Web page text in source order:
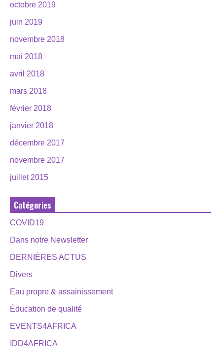
octobre 2019
juin 2019
novembre 2018
mai 2018
avril 2018
mars 2018
février 2018
janvier 2018
décembre 2017
novembre 2017
juillet 2015
Catégories
COVID19
Dans notre Newsletter
DERNIÈRES ACTUS
Divers
Eau propre & assainissement
Éducation de qualité
EVENTS4AFRICA
IDD4AFRICA